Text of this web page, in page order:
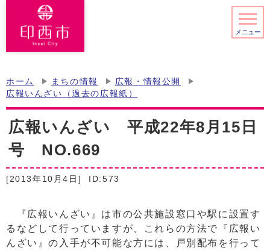
メニュー
ホーム まちの情報
広報・情報公開
広報いんざい（過去の広報紙）
広報いんざい 平成22年8月15日
号 NO.669
[2013年10月4日] ID:573
『広報いんざい』は市の公共施設窓口や駅に設置す
るなどして行っていますが、これらの方法で『広報い
んざい』の入手が不可能な方には、戸別配布を行って